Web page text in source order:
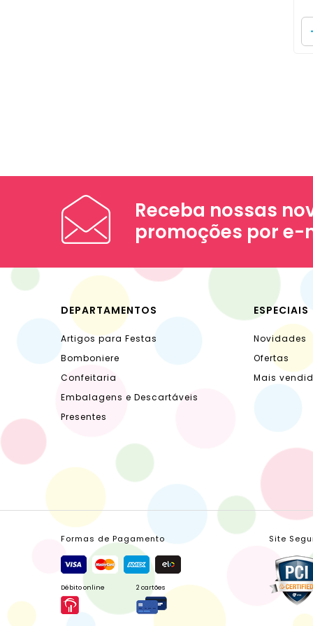
Receba nossas
promoções por e-
DEPARTAMENTOS
Artigos para Festas
Bomboniere
Confeitaria
Embalagens e Descartáveis
Presentes
ESPECIAIS
Novidades
Ofertas
Mais
Formas de Pagamento
Débito online 2 cartões
Site